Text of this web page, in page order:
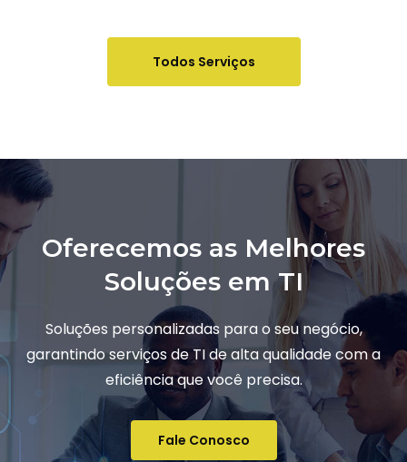
Todos Serviços
Oferecemos as Melhores
Soluções em TI
Soluções personalizadas para o seu negócio,
garantindo serviços de TI de alta qualidade com a
eficiência que você precisa.
Fale Conosco